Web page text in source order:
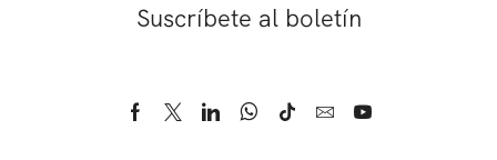
Suscríbete al boletín